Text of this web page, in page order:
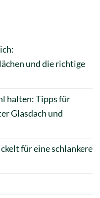
und die richtige
halten: Tipps für
Glasdach und
für eine schlankere